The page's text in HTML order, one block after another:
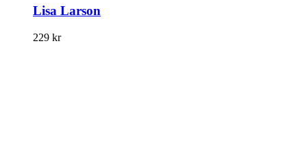
Lisa Larson
229 kr